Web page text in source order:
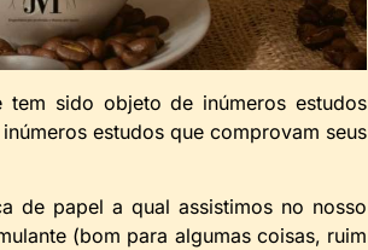
sido objeto de inúmeros estudos
estudos que comprovam seus
de papel a qual assistimos no nosso
(bom para algumas coisas, ruim